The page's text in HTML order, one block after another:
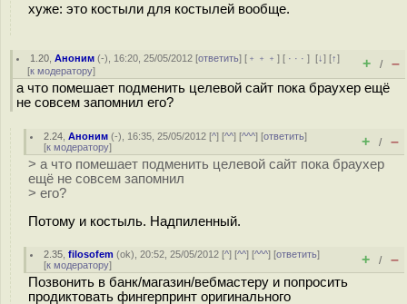
хуже: это костыли для костылей вообще.
1.20 ,Аноним (-), 16:20, 25/05/2012 [ответить] [ ﹢﹢﹢] [ · · ·][↓] [↑]
[к модератору] + / –
а что помешает подменить целевой сайт пока браухер ещё
не совсем запомнил его?
2.24 ,Аноним (-), 16:35, 25/05/2012 [^] [^^] [^^^] [ответить]
[к модератору] + / –
> а что помешает подменить целевой сайт пока браухер
ещё не совсем запомнил
> его?
Потому и костыль. Надпиленный.
2.35 ,filosofem (ok), 20:52, 25/05/2012 [^] [^^] [^^^] [ответить]
[к модератору] + / –
Позвонить в банк/магазин/вебмастеру и попросить
продиктовать фингерпринт оригинального